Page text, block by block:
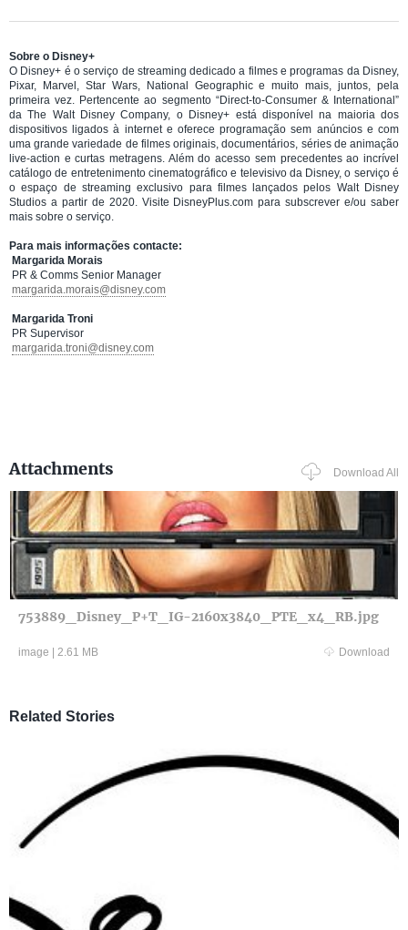
Sobre o Disney+
O Disney+ é o serviço de streaming dedicado a filmes e programas da Disney,
Pixar, Marvel, Star Wars, National Geographic e muito mais, juntos, pela
primeira vez. Pertencente ao segmento “Direct-to-Consumer & International”
da The Walt Disney Company, o Disney+ está disponível na maioria dos
dispositivos ligados à internet e oferece programação sem anúncios e com
uma grande variedade de filmes originais, documentários, séries de animação
live-action e curtas metragens. Além do acesso sem precedentes ao incrível
catálogo de entretenimento cinematográfico e televisivo da Disney, o serviço é
o espaço de streaming exclusivo para filmes lançados pelos Walt Disney
Studios a partir de 2020. Visite DisneyPlus.com para subscrever e/ou saber
mais sobre o serviço.
Para mais informações contacte:
Margarida Morais
PR & Comms Senior Manager
margarida.morais@disney.com
Margarida Troni
PR Supervisor
margarida.troni@disney.com
Attachments Download All
753889_Disney_P+T_IG-2160x3840_PTE_x4_RB.jpg
image 2.61 MB Download
Related Stories